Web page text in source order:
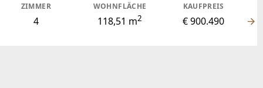
ZIMMER
4
WOHNFLÄCHE
118,51 m2
KAUFPREIS
€ 900.490